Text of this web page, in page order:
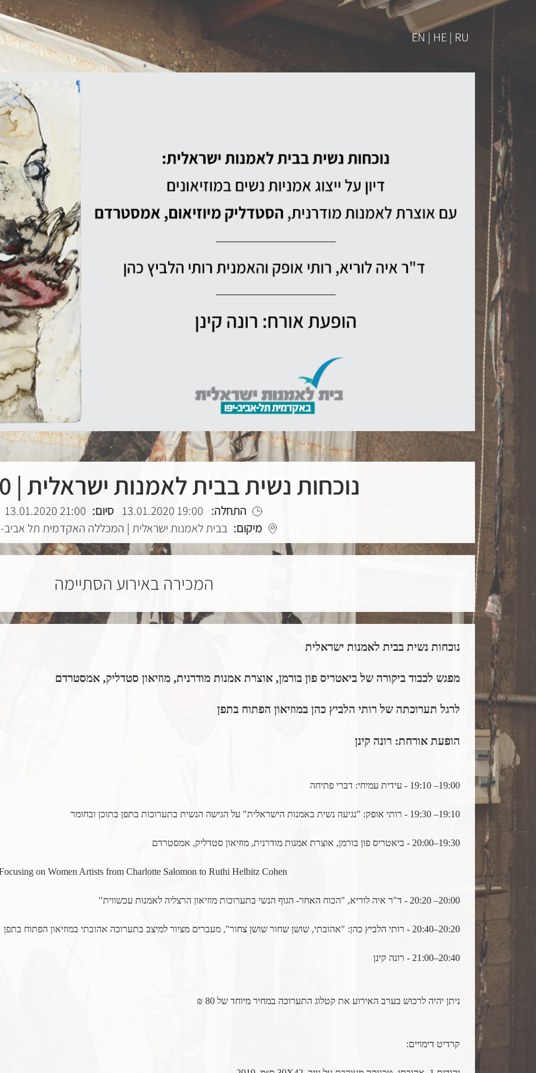
EN | HE | RU
נוכחות נשית בבית לאמנות ישראלית | 13/1/2020
התחלה: 19:00 13.01.2020 סיום: 21:00 13.01.2020
מיקום: בבית לאמנות ישראלית | המכללה האקדמית תל אביב-
המכירה באירוע הסתיימה
נוכחות נשית בבית לאמנות ישראלית
מפגש לכבוד ביקורה של ביאטריס פון בורמן, אוצרת אמנות מודרנית, מוזיאון סטדליק, אמסטרדם
לרגל תערוכתה של רותי הלביץ כהן במוזיאון הפתוח בתפן
הופעת אורחת: רונה קינן
19:00– 19:10 - עידית עמיחי: דברי פתיחה
19:10– 19:30 - רותי אופק: "נגיעה נשית באמנות הישראלית" על הגישה הנשית בתערוכות בתפן בתוכן ובחומר
19:30–20:00 - ביאטריס פון בורמן, אוצרת אמנות מודרנית, מוזיאון סטדליק, אמסטרדם
on Women Artists from Charlotte Salomon to Ruthi Helbitz Cohen
20:00– 20:20 - ד"ר איה לוריא, "הכוח האחר- הגוף הנשי בתערוכות מוזיאון הרצליה לאמנות עכשווית"
20:20–20:40 - רותי הלביץ כהן: "אהובתי, שושן שחור שושן צחור", מעברים מציור למיצב בתערוכה אהובתי במוזיאון הפתוח בתפן
20:40–21:00 - רונה קינן
ניתן יהיה לרכוש בערב האירוע את קטלוג התערוכה במחיר מיוחד של 80 ₪
קרדיט דימויים: